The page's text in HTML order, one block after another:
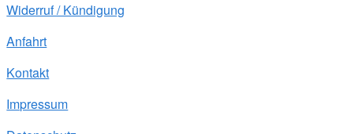
Widerruf / Kündigung
Anfahrt
Kontakt
Impressum